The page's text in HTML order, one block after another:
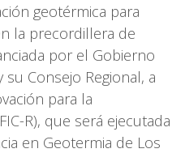
geotérmica para
la precordillera de
por el Gobierno
su Consejo Regional, a
para la
R), que será ejecutada
en Geotermia de Los